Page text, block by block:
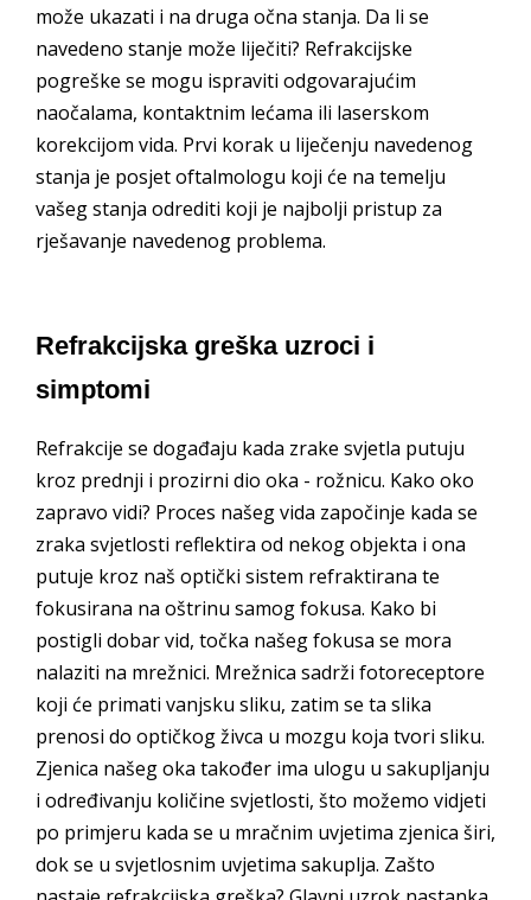
može ukazati i na druga očna stanja. Da li se
navedeno stanje može liječiti? Refrakcijske
pogreške se mogu ispraviti odgovarajućim
naočalama, kontaktnim lećama ili laserskom
korekcijom vida. Prvi korak u liječenju navedenog
stanja je posjet oftalmologu koji će na temelju
vašeg stanja odrediti koji je najbolji pristup za
rješavanje navedenog problema.
Refrakcijska greška uzroci i
simptomi
Refrakcije se događaju kada zrake svjetla putuju
kroz prednji i prozirni dio oka - rožnicu. Kako oko
zapravo vidi? Proces našeg vida započinje kada se
zraka svjetlosti reflektira od nekog objekta i ona
putuje kroz naš optički sistem refraktirana te
fokusirana na oštrinu samog fokusa. Kako bi
postigli dobar vid, točka našeg fokusa se mora
nalaziti na mrežnici. Mrežnica sadrži fotoreceptore
koji će primati vanjsku sliku, zatim se ta slika
prenosi do optičkog živca u mozgu koja tvori sliku.
Zjenica našeg oka također ima ulogu u sakupljanju
i određivanju količine svjetlosti, što možemo vidjeti
po primjeru kada se u mračnim uvjetima zjenica širi,
dok se u svjetlosnim uvjetima sakuplja. Zašto